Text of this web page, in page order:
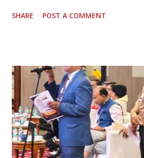
दीक्षित जी की गरिमामयी उपस्थिति रही। बैठक की
स्वास्थ्य मिशन के अन्तर्गत कार्यस्त संविदा कर्मचारियों
प्रकाश डालते हुये आगामी समय में कर्मचारियों की मुख्य
कार्य समान वेतन, वेतन बढ़ोत्तरी, जॉब सुरक्षा एवं
स्वास्थ्य बीमा शामिल हैं एवं इसके साथ ही कर्मचारियों
समस्याओं क...
SHARE POST A COMMENT